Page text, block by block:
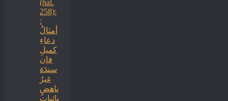
(hal.
258):
:
أمثالُ
دعاءِ
كميلِ
فإن
سندَهَ
غيرُ
ناهضٍ
بإثبات